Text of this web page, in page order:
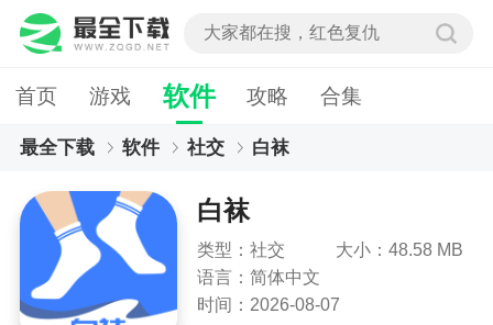
首页 游戏 软件 攻略 合集
最全下载 软件 社交 白袜
白袜
类型：社交
大小：48.58 MB
语言：简体中文
时间：2026-08-07